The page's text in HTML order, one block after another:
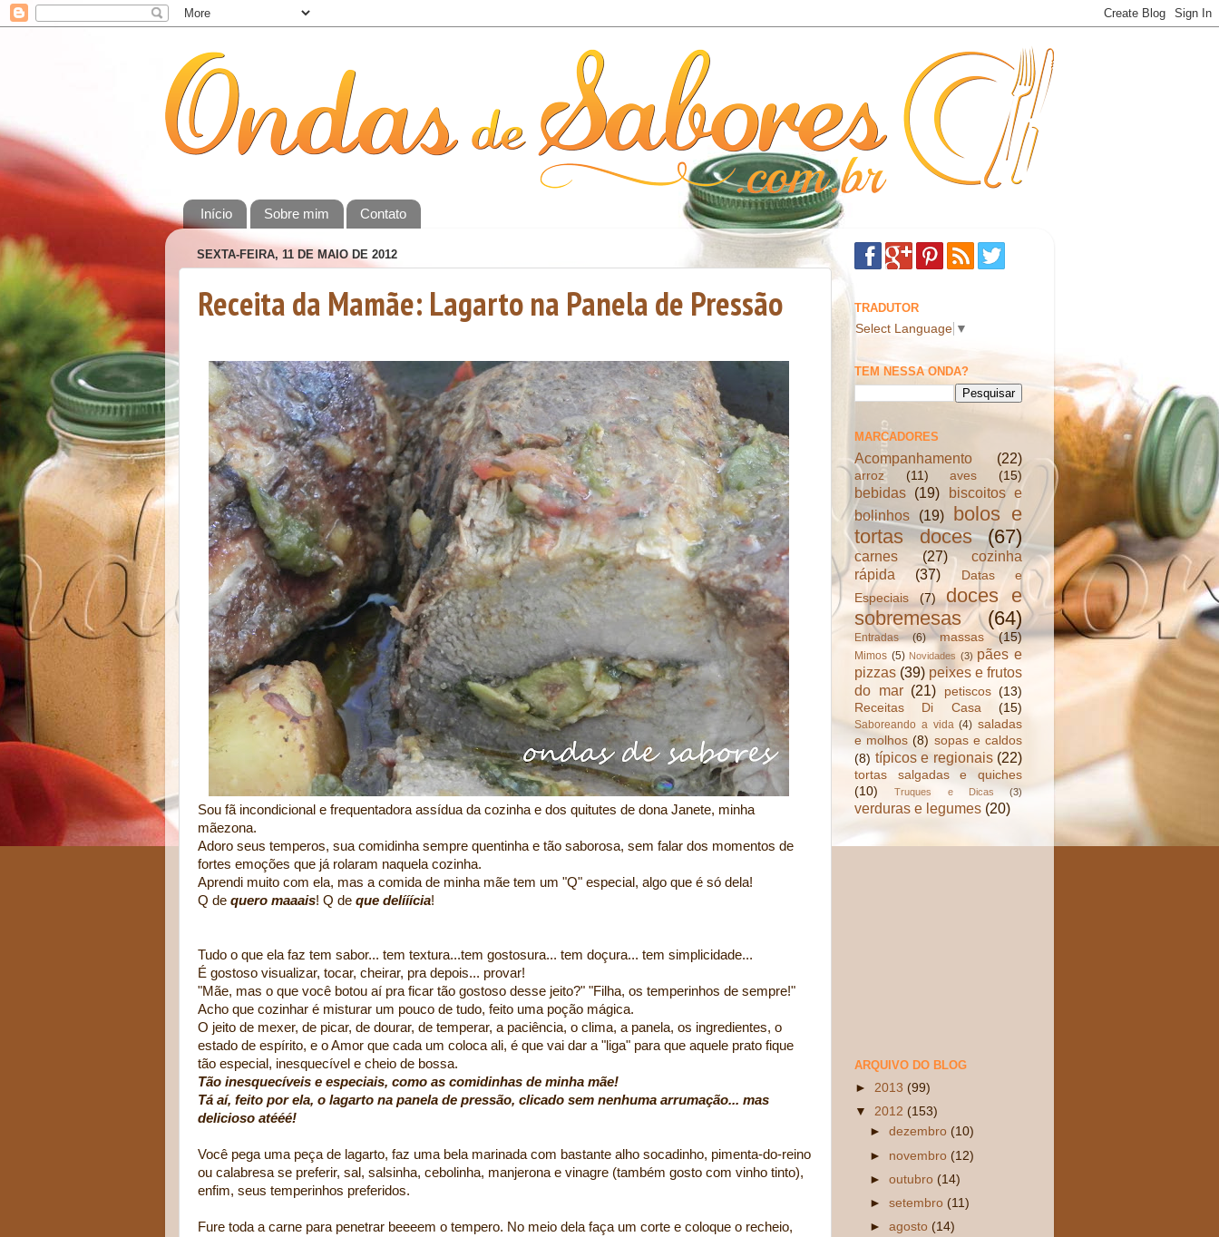
Início Sobre mim Contato
SEXTA-FEIRA, 11 DE MAIO DE 2012
Receita da Mamãe: Lagarto na Panela de Pressão
Sou fã incondicional e frequentadora assídua da cozinha e dos quitutes de dona Janete, minha
mãezona.
Adoro seus temperos, sua comidinha sempre quentinha e tão saborosa, sem falar dos momentos de
fortes emoções que já rolaram naquela cozinha.
Aprendi muito com ela, mas a comida de minha mãe tem um "Q" especial, algo que é só dela!
Q de quero maaais! Q de que delííícia!
Tudo o que ela faz tem sabor... tem textura...tem gostosura... tem doçura... tem simplicidade...
É gostoso visualizar, tocar, cheirar, pra depois... provar!
"Mãe, mas o que você botou aí pra ficar tão gostoso desse jeito?" "Filha, os temperinhos de sempre!"
Acho que cozinhar é misturar um pouco de tudo, feito uma poção mágica.
O jeito de mexer, de picar, de dourar, de temperar, a paciência, o clima, a panela, os ingredientes, o
estado de espírito, e o Amor que cada um coloca ali, é que vai dar a "liga" para que aquele prato fique
tão especial, inesquecível e cheio de bossa.
Tão inesquecíveis e especiais, como as comidinhas de minha mãe!
Tá aí, feito por ela, o lagarto na panela de pressão, clicado sem nenhuma arrumação... mas
delicioso atééé!
Você pega uma peça de lagarto, faz uma bela marinada com bastante alho socadinho, pimenta-do-reino
ou calabresa se preferir, sal, salsinha, cebolinha, manjerona e vinagre (também gosto com vinho tinto),
enfim, seus temperinhos preferidos.
Fure toda a carne para penetrar beeeem o tempero. No meio dela faça um corte e coloque o recheio,
TRADUTOR
Select Language ▼
TEM NESSA ONDA?
MARCADORES
Acompanhamento (22)
arroz (11) aves (15)
bebidas (19)
biscoitos e
bolinhos
(19)
bolos e
tortas doces
(67)
carnes (27)
cozinha
rápida
(37)
Datas e
Especiais
(7)
doces e
sobremesas
(64)
Entradas (6) massas (15)
Mimos (5) Novidades (3) pães e
pizzas (39) peixes e frutos
do mar (21) petiscos (13)
Receitas Di Casa
(15)
Saboreando a vida (4) saladas
e molhos (8) sopas e caldos
(8) típicos e regionais (22)
tortas salgadas e quiches
(10)
Truques e Dicas (3)
verduras e legumes (20)
ARQUIVO DO BLOG
► 2013 (99)
▼ 2012 (153)
►dezembro (10)
► novembro (12)
►outubro (14)
►setembro (11)
►agosto (14)